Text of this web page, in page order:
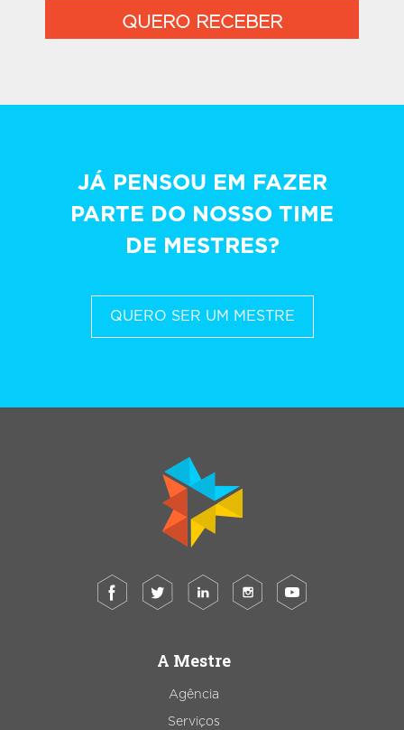
QUERO RECEBER
JÁ PENSOU EM FAZER
PARTE DO NOSSO TIME
DE MESTRES?
QUERO SER UM MESTRE
A Mestre
Agência
Serviços